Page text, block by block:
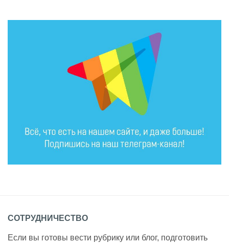
СОТРУДНИЧЕСТВО
Если вы готовы вести рубрику или блог, подготовить